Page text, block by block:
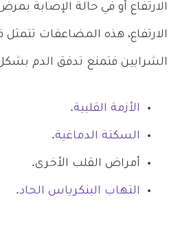
الارتفاع أو في حالة الإصابة
الارتفاع، هذه المضاعفات
الشرايين فتمنع تدفق الدم
الأزمة القلبية.
السكتة الدماغية.
أمراض القلب الأخرى.
التهاب البنكرياس الحاد.